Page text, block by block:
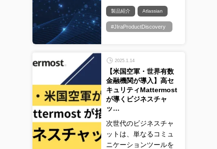
製品紹介 Atlassian
#JIraProductDiscovery
2025.1.14
【米国空軍・世界有数
金融機関が導入】高セ
キュリティMattermost
が導くビジネスチャ
ッ…
次世代のビジネスチャ
ットは、単なるコミュ
ニケーションツールを